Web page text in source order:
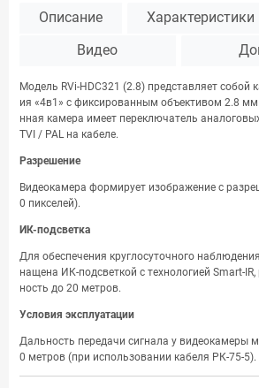
Описание Характеристики
Видео
Модель RVi-HDC321 (2.8) представляет собой
ия «4в1» с фиксированным объективом 2.8 мм
нная камера имеет переключатель
TVI / PAL на кабеле.
Разрешение
Видеокамера формирует изображение с
0 пикселей).
ИК-подсветка
Для обеспечения круглосуточного
нащена ИК-подсветкой с технологией Smart-
ность до 20 метров.
Условия эксплуатации
Дальность передачи сигнала у видеокамеры
0 метров (при использовании кабеля РК-75-5).